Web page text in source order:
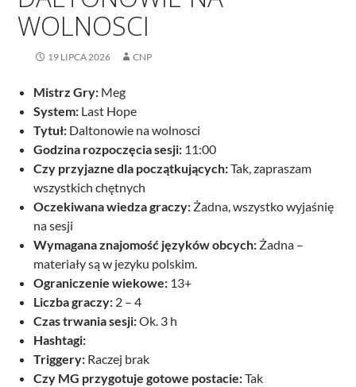
WOLNOSCI
19 LIPCA 2026 CNP
Mistrz Gry: Meg
System: Last Hope
Tytuł: Daltonowie na wolnosci
Godzina rozpoczęcia sesji: 11:00
Czy przyjazne dla początkujących:Tak, zapraszam
wszystkich chętnych
Oczekiwana wiedza graczy: Żadna, wszystko wyjaśnię
na sesji
Wymagana znajomość języków obcych: Żadna –
materiały są w jezyku polskim.
Ograniczenie wiekowe: 13+
Liczba graczy: 2 – 4
Czas trwania sesji:Ok. 3 h
Hashtagi:
Triggery: Raczej brak
Czy MG przygotuje gotowe postacie:Tak